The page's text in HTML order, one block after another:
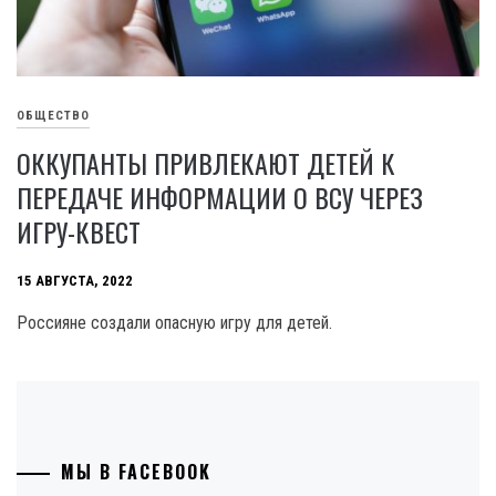
ОБЩЕСТВО
ОККУПАНТЫ ПРИВЛЕКАЮТ ДЕТЕЙ К
ПЕРЕДАЧЕ ИНФОРМАЦИИ О ВСУ ЧЕРЕЗ
ИГРУ-КВЕСТ
15 АВГУСТА, 2022
Россияне создали опасную игру для детей.
МЫ В FACEBOOK